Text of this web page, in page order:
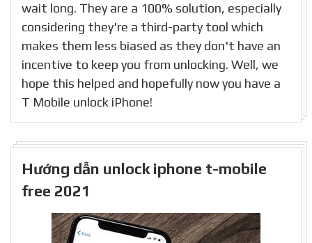
wait long. They are a 100% solution, especially
considering they're a third-party tool which
makes them less biased as they don't have an
incentive to keep you from unlocking. Well, we
hope this helped and hopefully now you have a
T Mobile unlock iPhone!
Hướng dẫn unlock iphone t-mobile
free 2021